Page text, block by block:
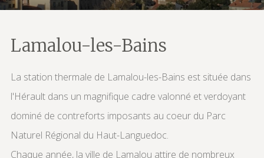
Lamalou-les-Bains
La station thermale de Lamalou-les-Bains est située dans
l'Hérault dans un magnifique cadre valonné et verdoyant
dominé de contreforts imposants au coeur du Parc
Naturel Régional du Haut-Languedoc.
Chaque année, la ville de Lamalou attire de nombreux